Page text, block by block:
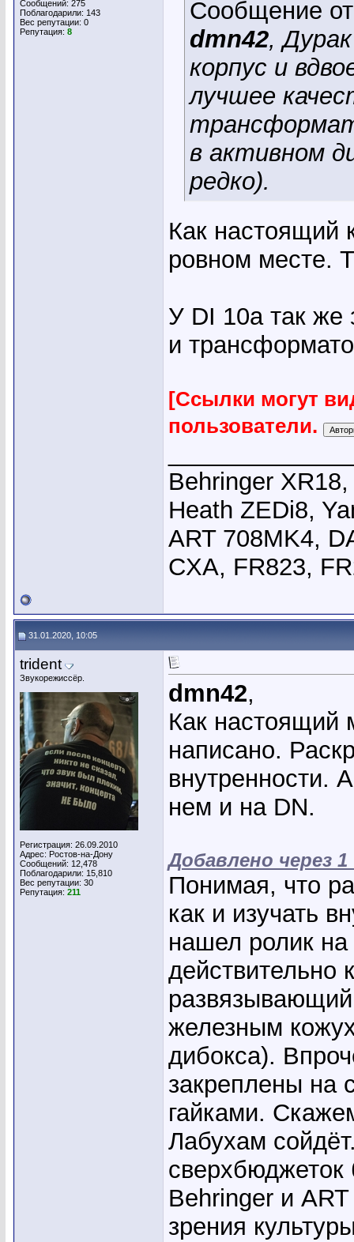
Сообщений: 275
Поблагодарили: 143
Вес репутации: 0
Репутация: 8
Сообщение
dmn42,
корпус и
лучшее
в активном
редко).
Как настоящий
ровном месте.
У DI 10a так же
и
[Ссылки могут
пользователи.
Behringer
Heath ZEDi8,
ART 708MK4,
CXA, FR823,
31.01.2020, 10:05
trident
Звукорежиссёр.
Регистрация: 26.09.2010
Адрес: Ростов-на-Дону
Сообщений: 12,478
Поблагодарили: 15,810
Вес репутации: 30
Репутация: 211
dmn42,
Как настоящий
написано.
внутренности.
нем и на DN.
Добавлено через
Понимая, что
как и изучать
нашел ролик
железным
дибокса).
закреплены на
гайками.
Лабухам
сверхбюджеток
Behringer и ART
зрения